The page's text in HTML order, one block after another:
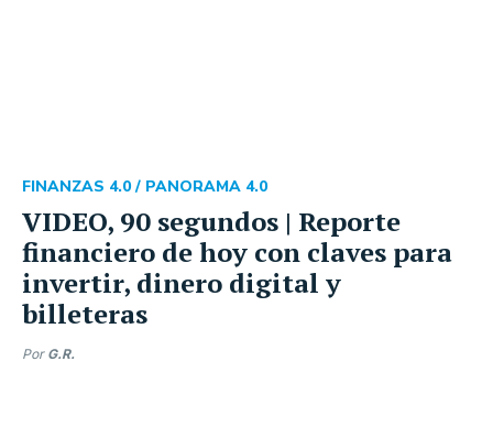
VIDEO, 90 segundos | Reporte
financiero de hoy con claves para
invertir, dinero digital y
billeteras
FINANZAS 4.0 / PANORAMA 4.0
Por G.R.